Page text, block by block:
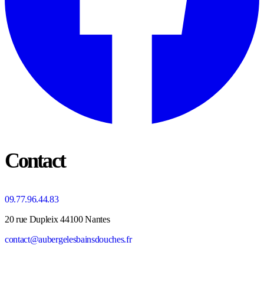
Contact
09.77.96.44.83
20 rue Dupleix 44100 Nantes
contact@aubergelesbainsdouches.fr